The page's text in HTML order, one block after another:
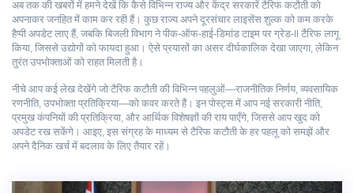
अब तक की खबरों में हमने देखें कि कैसे विभिन्न राज्य और केंद्र सरकारें टैरिफ कटौती को
अपनाकर जनहित में काम कर रही हैं। कुछ राज्य अपने दूरसंचार लाइसेंस शुल्क को कम करके
हैप्पी अपडेट लाए हैं, जबकि बिजली विभाग ने पीक‑ऑफ‑हाई‑डिमांड टाइम पर ग्रेड‑II टैरिफ लागू
किया, जिससे उद्योगों को फायदा हुआ। ऐसे प्रयासों का असर दीर्घकालिक देखा जाएगा, लेकिन
तुरंत उपभोक्ताओं को राहत मिलती है।
नीचे आप कई लेख देखेंगे जो टैरिफ कटौती की विभिन्न पहलुओं—राजनीतिक निर्णय, व्यवसायिक
रणनीति, उपभोक्ता प्रतिक्रिया—को कवर करते हैं। इन पोस्ट्स में आप नई सरकारी नीति,
प्रमुख कंपनियों की प्रतिक्रिया, और आर्थिक विशेषज्ञों की राय पाएँगे, जिससे आप खुद को
अपडेट रख सकेंगे। आइए, इस संग्रह के माध्यम से टैरिफ कटौती के हर पहलू को समझें और
अपने दैनिक खर्च में बदलाव के लिए तैयार रहें।